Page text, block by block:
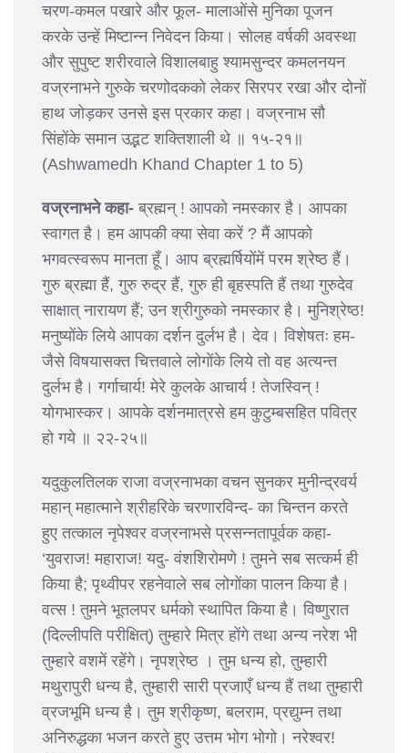
चरण-कमल पखारे और फूल- मालाओंसे मुनिका पूजन
करके उन्हें मिष्टान्न निवेदन किया। सोलह वर्षकी अवस्था
और सुपुष्ट शरीरवाले विशालबाहु श्यामसुन्दर कमलनयन
वज्रनाभने गुरुके चरणोदकको लेकर सिरपर रखा और दोनों
हाथ जोड़कर उनसे इस प्रकार कहा। वज्रनाभ सौ
सिंहोंके समान उद्भट शक्तिशाली थे ॥ १५-२१॥
(Ashwamedh Khand Chapter 1 to 5)
वज्रनाभने कहा- ब्रह्मन् ! आपको नमस्कार है। आपका
स्वागत है। हम आपकी क्या सेवा करें ? मैं आपको
भगवत्स्वरूप मानता हूँ। आप ब्रह्मर्षियोंमें परम श्रेष्ठ हैं।
गुरु ब्रह्मा हैं, गुरु रुद्र हैं, गुरु ही बृहस्पति हैं तथा गुरुदेव
साक्षात् नारायण हैं; उन श्रीगुरुको नमस्कार है। मुनिश्रेष्ठ!
मनुष्योंके लिये आपका दर्शन दुर्लभ है। देव। विशेषतः हम-
जैसे विषयासक्त चित्तवाले लोगोंके लिये तो वह अत्यन्त
दुर्लभ है। गर्गाचार्य! मेरे कुलके आचार्य ! तेजस्विन् !
योगभास्कर। आपके दर्शनमात्रसे हम कुटुम्बसहित पवित्र
हो गये ॥ २२-२५॥
यदुकुलतिलक राजा वज्रनाभका वचन सुनकर मुनीन्द्रवर्य
महान् महात्माने श्रीहरिके चरणारविन्द- का चिन्तन करते
हुए तत्काल नृपेश्वर वज्रनाभसे प्रसन्नतापूर्वक कहा-
‘युवराज! महाराज! यदु- वंशशिरोमणे ! तुमने सब सत्कर्म ही
किया है; पृथ्वीपर रहनेवाले सब लोगोंका पालन किया है।
वत्स ! तुमने भूतलपर धर्मको स्थापित किया है। विष्णुरात
(दिल्लीपति परीक्षित्) तुम्हारे मित्र होंगे तथा अन्य नरेश भी
तुम्हारे वशमें रहेंगे। नृपश्रेष्ठ । तुम धन्य हो, तुम्हारी
मथुरापुरी धन्य है, तुम्हारी सारी प्रजाएँ धन्य हैं तथा तुम्हारी
व्रजभूमि धन्य है। तुम श्रीकृष्ण, बलराम, प्रद्युम्न तथा
अनिरुद्धका भजन करते हुए उत्तम भोग भोगो। नरेश्वर!